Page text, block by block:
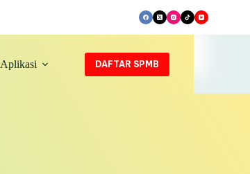
Aplikasi DAFTAR SPMB